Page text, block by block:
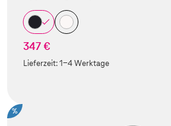
347 €
Lieferzeit:1-4 Werktage
%